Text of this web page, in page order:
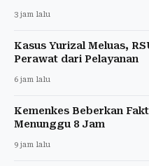
3 jam lalu
Kasus Yurizal Meluas,
Perawat dari Pelayanan
6 jam lalu
Kemenkes Beberkan
Menunggu 8 Jam
9 jam lalu